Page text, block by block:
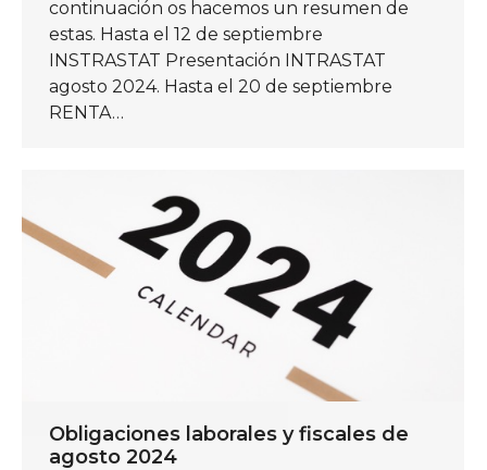
continuación os hacemos un resumen de
estas. Hasta el 12 de septiembre
INSTRASTAT Presentación INTRASTAT
agosto 2024. Hasta el 20 de septiembre
RENTA…
Obligaciones laborales y fiscales de
agosto 2024